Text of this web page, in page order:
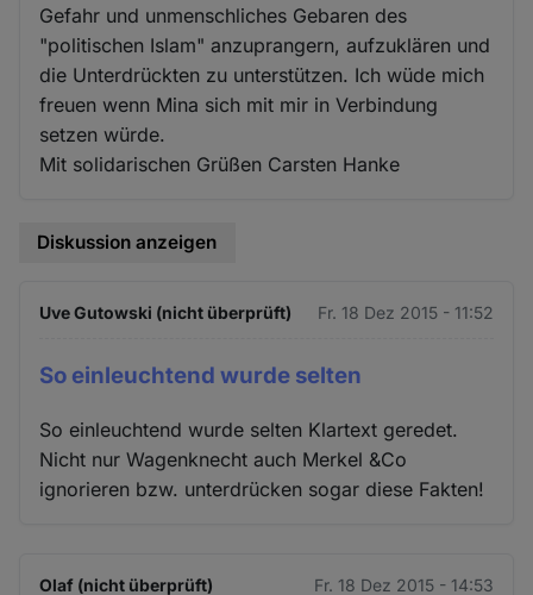
Gefahr und unmenschliches Gebaren des
"politischen Islam" anzuprangern, aufzuklären und
die Unterdrückten zu unterstützen. Ich wüde mich
freuen wenn Mina sich mit mir in Verbindung
setzen würde.
Mit solidarischen Grüßen Carsten Hanke
Diskussion anzeigen
Uve Gutowski (nicht überprüft) Fr. 18 Dez 2015 - 11:52
So einleuchtend wurde selten
So einleuchtend wurde selten Klartext geredet.
Nicht nur Wagenknecht auch Merkel &Co
ignorieren bzw. unterdrücken sogar diese Fakten!
Olaf (nicht überprüft) Fr. 18 Dez 2015 - 14:53